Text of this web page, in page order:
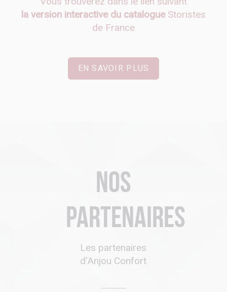
la version interactive du catalogueStoristes
de France
EN SAVOIR PLUS
Nos
partenaires
Les partenaires
d’Anjou Confort